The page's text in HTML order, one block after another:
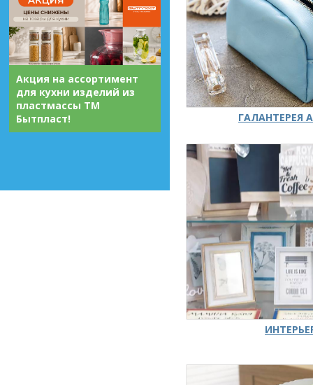
Акция на ассортимент
для кухни изделий из
пластмассы ТМ
Бытпласт!
ГАЛАНТЕРЕЯ